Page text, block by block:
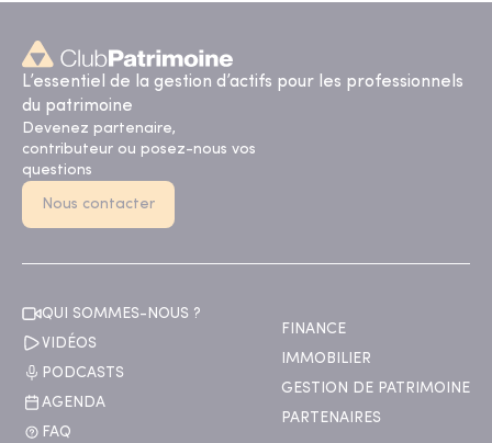
L’essentiel de la gestion d’actifs pour les professionnels
du patrimoine
Devenez partenaire,
contributeur ou posez-nous vos
questions
Nous contacter
QUI SOMMES-NOUS ?
VIDÉOS
PODCASTS
AGENDA
FAQ
FINANCE
IMMOBILIER
GESTION DE PATRIMOINE
PARTENAIRES